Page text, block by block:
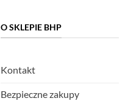
O SKLEPIE BHP
Kontakt
Bezpieczne zakupy